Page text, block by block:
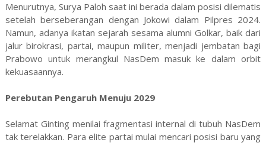
Menurutnya, Surya Paloh saat ini berada dalam posisi dilematis
setelah berseberangan dengan Jokowi dalam Pilpres 2024.
Namun, adanya ikatan sejarah sesama alumni Golkar, baik dari
jalur birokrasi, partai, maupun militer, menjadi jembatan bagi
Prabowo untuk merangkul NasDem masuk ke dalam orbit
kekuasaannya.
Perebutan Pengaruh Menuju 2029
Selamat Ginting menilai fragmentasi internal di tubuh NasDem
tak terelakkan. Para elite partai mulai mencari posisi baru yang